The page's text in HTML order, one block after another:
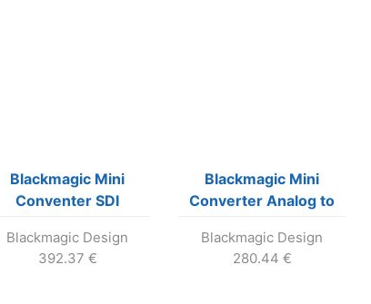
Blackmagic Mini
Conventer SDI
Blackmagic Design
392.37 €
Blackmagic Mini
Converter Analog to
Blackmagic Design
280.44 €